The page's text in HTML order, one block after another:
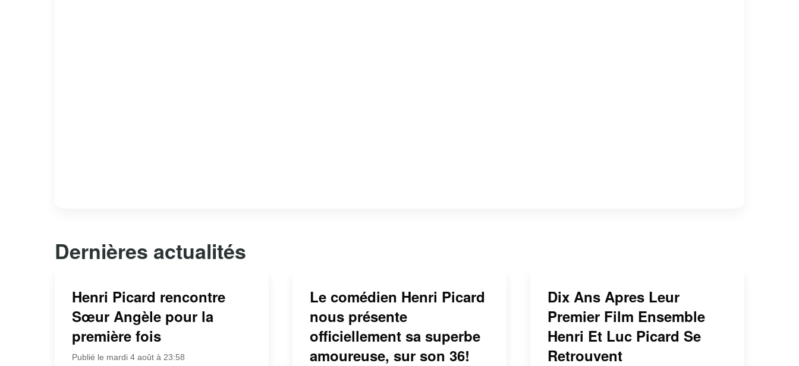
Dernières actualités
Henri Picard rencontre
Sœur Angèle pour la
première fois
Publié le mardi 4 août à 23:58
Le comédien Henri Picard
nous présente
officiellement sa superbe
amoureuse, sur son 36!
Dix Ans Apres Leur
Premier Film Ensemble
Henri Et Luc Picard Se
Retrouvent